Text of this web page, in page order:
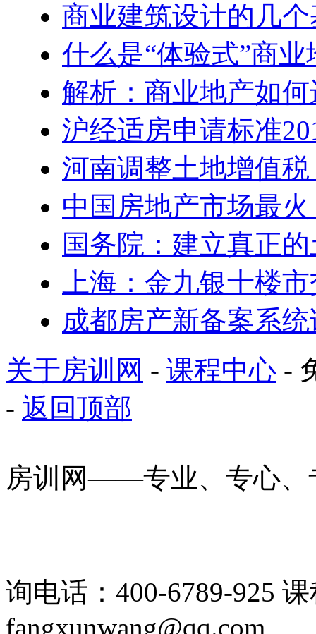
商业建筑设计的几
什么是“体验式”商业
解析：商业地产如
沪经适房申请标准
河南调整土地增值
中国房地产市场最
国务院：建立真正
上海：金九银十楼
成都房产新备案系
关于房训网 - 课程中心 -
- 返回顶部
房训网——专业、专心、
询电话：400-6789-925
fangxunwang@qq.com